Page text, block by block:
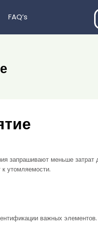
FAQ’s
запрашивают меньше затрат
утомляемости.
важных элементов.